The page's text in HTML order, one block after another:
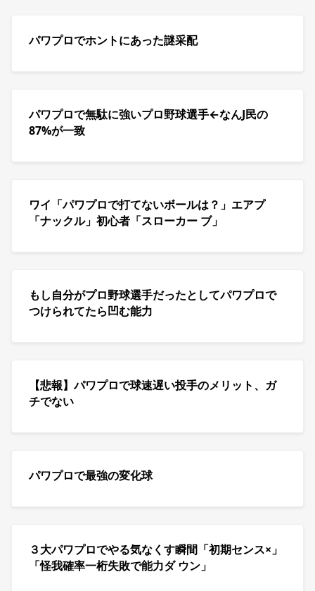
パワプロでホントにあった謎采配
パワプロで無駄に強いプロ野球選手←なんJ民の
87%が一致
ワイ「パワプロで打てないボールは？」エアプ
「ナックル」初心者「スローカー ブ」
もし自分がプロ野球選手だったとしてパワプロで
つけられてたら凹む能力
【悲報】パワプロで球速遅い投手のメリット、ガ
チでない
パワプロで最強の変化球
３大パワプロでやる気なくす瞬間「初期センス×」
「怪我確率一桁失敗で能力ダ ウン」